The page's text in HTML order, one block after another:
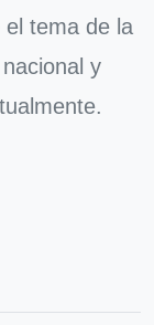
el tema de la
y